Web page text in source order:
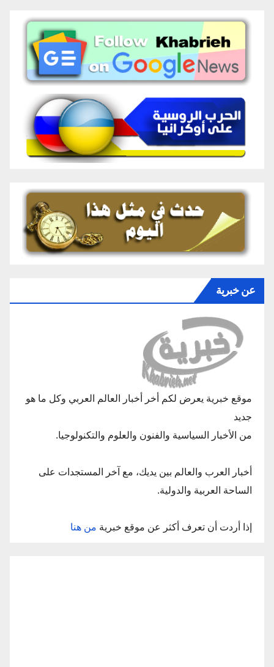
عن خبرية
موقع خبرية يعرض لكم أخر أخبار العالم العربي وكل ما هو
جديد
من الأخبار السياسية والفنون والعلوم والتكنولوجيا.
أخبار العرب والعالم بين يديك، مع آخر المستجدات على
الساحة العربية والدولية.
إذا أردت أن تعرف أكثر عن موقع خبرية من هنا